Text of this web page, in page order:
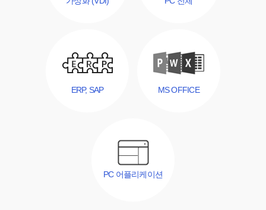
ERP, SAP MS OFFICE
PC 어플리케이션